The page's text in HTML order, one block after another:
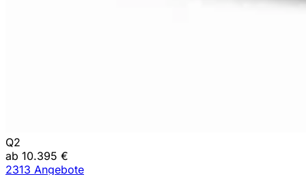
Q2
ab 10.395 €
2313 Angebote